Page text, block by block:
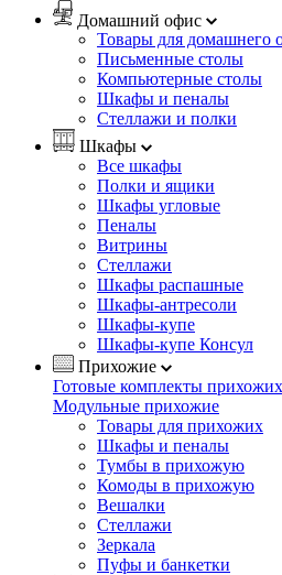
Домашний офис
Товары для домашнего
Письменные столы
Компьютерные столы
Шкафы и пеналы
Стеллажи и полки
Шкафы
Все шкафы
Полки и ящики
Шкафы угловые
Пеналы
Витрины
Стеллажи
Шкафы распашные
Шкафы-антресоли
Шкафы-купе
Шкафы-купе Консул
Прихожие
Готовые комплекты прихожих
Модульные прихожие
Товары для прихожих
Шкафы и пеналы
Тумбы в прихожую
Комоды в прихожую
Вешалки
Стеллажи
Зеркала
Пуфы и банкетки